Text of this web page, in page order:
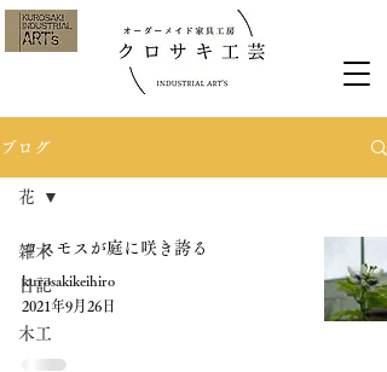
ブログ
雑木
日記
木工
花
コスモスが庭に咲き誇る
kurosakikeihiro
2021年9月26日